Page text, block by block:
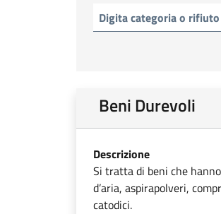
Beni Durevoli
Descrizione
Si tratta di beni che
d’aria, aspirapolveri,
catodici.